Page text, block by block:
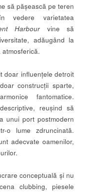
să pășească pe teren
vedere varietatea
Harbour vine să
adăugând la
atmosferică.
doar influențele detroit
construcții sparte,
fantomatice.
reușind să
unui port postmodern
o lume zdruncinată.
adecvate oamenilor,
conceptuală și nu
clubbing, piesele